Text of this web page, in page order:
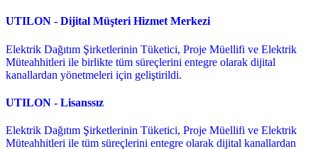
UTILON - Dijital Müşteri Hizmet Merkezi
Elektrik Dağıtım Şirketlerinin Tüketici, Proje Müellifi ve Elektrik
Müteahhitleri ile birlikte tüm süreçlerini entegre olarak dijital
kanallardan yönetmeleri için geliştirildi.
UTILON - Lisanssız
Elektrik Dağıtım Şirketlerinin Tüketici, Proje Müellifi ve Elektrik
Müteahhitleri ile tüm süreçlerini entegre olarak dijital kanallardan